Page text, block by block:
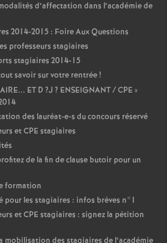
d’affectation dans l’académie de
2014-2015 : Foire Aux Questions
professeurs stagiaires
stagiaires 2014-15
savoir sur votre rentrée!
... ET D ?J ? ENSEIGNANT/CPE »
des lauréat-e-s du concours réservé
etCPE stagiaires
de la fin de clause butoir pour un
formation
les stagiaires : infos brèves n°1
etCPE stagiaires : signez la pétition